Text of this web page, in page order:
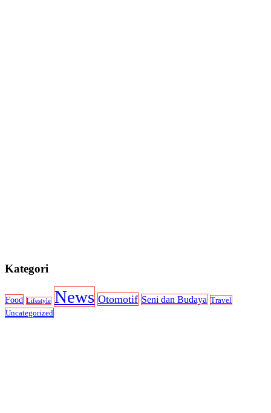
Kategori
Food Lifestyle News Otomotif Seni dan Budaya Travel
Uncategorized